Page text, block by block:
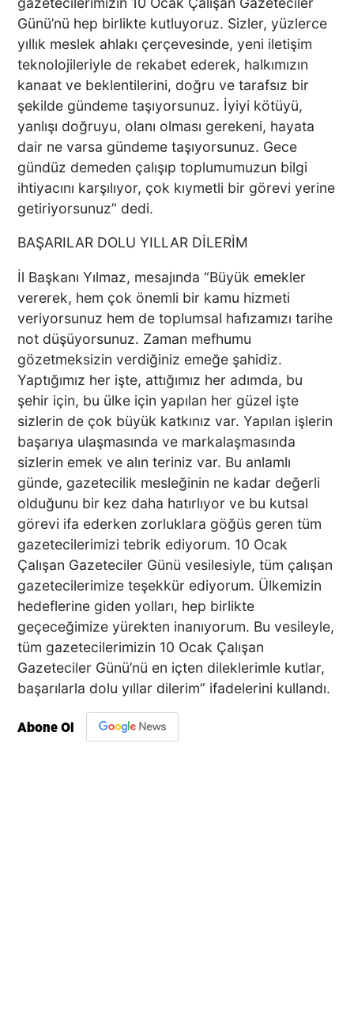
Günü’nü hep birlikte kutluyoruz. Sizler, yüzlerce
yıllık meslek ahlakı çerçevesinde, yeni iletişim
teknolojileriyle de rekabet ederek, halkımızın
kanaat ve beklentilerini, doğru ve tarafsız bir
şekilde gündeme taşıyorsunuz. İyiyi kötüyü,
yanlışı doğruyu, olanı olması gerekeni, hayata
dair ne varsa gündeme taşıyorsunuz. Gece
gündüz demeden çalışıp toplumumuzun bilgi
ihtiyacını karşılıyor, çok kıymetli bir görevi yerine
getiriyorsunuz” dedi.
BAŞARILAR DOLU YILLAR DİLERİM
İl Başkanı Yılmaz, mesajında “Büyük emekler
vererek, hem çok önemli bir kamu hizmeti
veriyorsunuz hem de toplumsal hafızamızı tarihe
not düşüyorsunuz. Zaman mefhumu
gözetmeksizin verdiğiniz emeğe şahidiz.
Yaptığımız her işte, attığımız her adımda, bu
şehir için, bu ülke için yapılan her güzel işte
sizlerin de çok büyük katkınız var. Yapılan işlerin
başarıya ulaşmasında ve markalaşmasında
sizlerin emek ve alın teriniz var. Bu anlamlı
günde, gazetecilik mesleğinin ne kadar değerli
olduğunu bir kez daha hatırlıyor ve bu kutsal
görevi ifa ederken zorluklara göğüs geren tüm
gazetecilerimizi tebrik ediyorum. 10 Ocak
Çalışan Gazeteciler Günü vesilesiyle, tüm çalışan
gazetecilerimize teşekkür ediyorum. Ülkemizin
hedeflerine giden yolları, hep birlikte
geçeceğimize yürekten inanıyorum. Bu vesileyle,
tüm gazetecilerimizin 10 Ocak Çalışan
Gazeteciler Günü’nü en içten dileklerimle kutlar,
başarılarla dolu yıllar dilerim” ifadelerini kullandı.
Abone Ol